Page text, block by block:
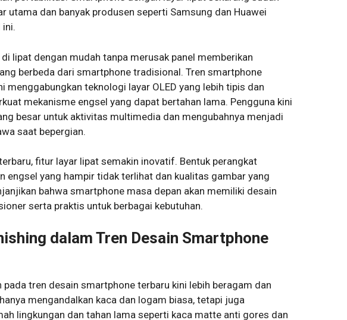
utama dan banyak produsen seperti Samsung dan Huawei
ini.
lipat dengan mudah tanpa merusak panel memberikan
berbeda dari smartphone tradisional. Tren smartphone
menggabungkan teknologi layar OLED yang lebih tipis dan
mekanisme engsel yang dapat bertahan lama. Pengguna kini
besar untuk aktivitas multimedia dan mengubahnya menjadi
saat bepergian.
fitur layar lipat semakin inovatif. Bentuk perangkat
engsel yang hampir tidak terlihat dan kualitas gambar yang
bahwa smartphone masa depan akan memiliki desain
serta praktis untuk berbagai kebutuhan.
dalam Tren Desain Smartphone
pada tren desain smartphone terbaru kini lebih beragam dan
mengandalkan kaca dan logam biasa, tetapi juga
lingkungan dan tahan lama seperti kaca matte anti gores dan